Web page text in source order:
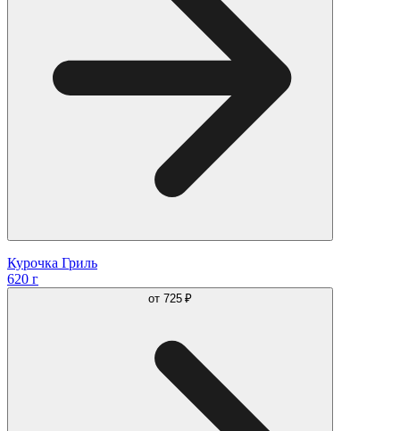
Курочка Гриль
620 г
от 725 ₽